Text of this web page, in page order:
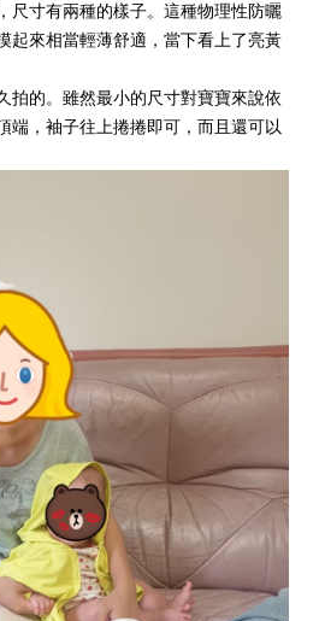
尺寸有兩種的樣子。這種物理性防曬
起來相當輕薄舒適，當下看上了亮黃
拍的。雖然最小的尺寸對寶寶來說依
端，袖子往上捲捲即可，而且還可以